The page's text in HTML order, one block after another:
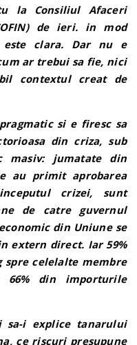
la Consiliul Afaceri
de ieri. in mod
este clara. Dar nu e
ar trebui sa fie, nici
contextul creat de
si e firesc sa
din criza, sub
masiv: jumatate din
au primit aprobarea
crizei, sunt
de catre guvernul
din Uniune se
extern direct. Iar 59%
celelalte membre
din importurile
sa-i explice tanarului
ce riscuri presupune